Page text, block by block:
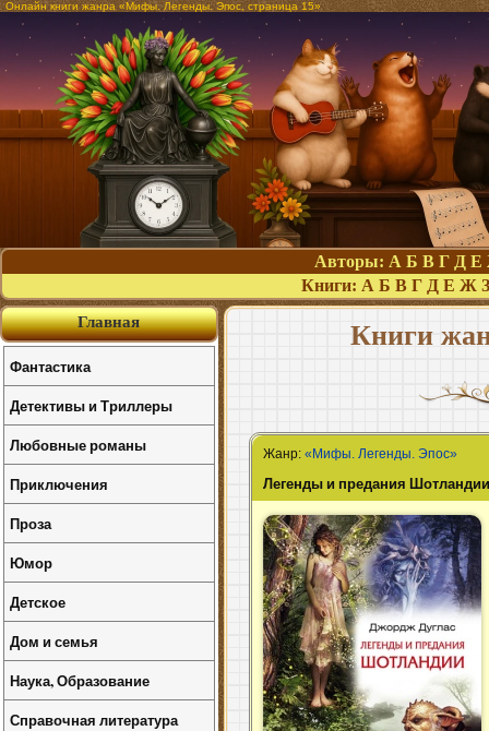
Онлайн книги жанра «Мифы. Легенды. Эпос, страница 15»
Авторы: А Б В Г Д Е
Книги: А Б В Г Д Е Ж З
Книги
Жанр:«Мифы. Легенды. Эпос»
Легенды и предания
Главная
Фантастика
Детективы и Триллеры
Любовные романы
Приключения
Проза
Юмор
Детское
Дом и семья
Наука, Образование
Справочная литература